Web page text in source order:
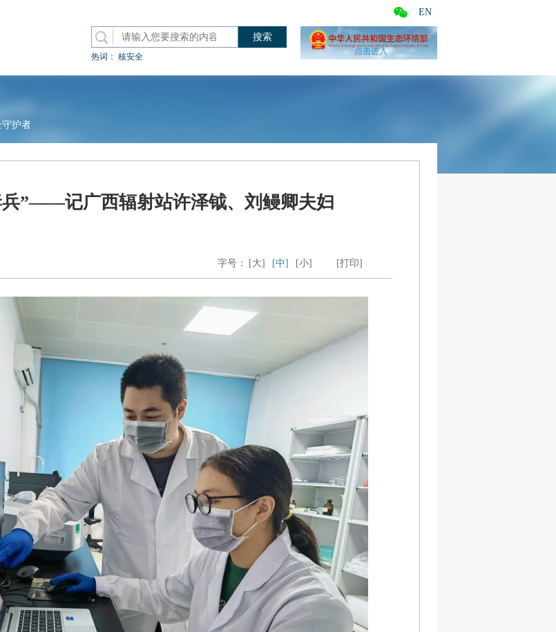
EN
热词： 核安全
点击进入
护者
兵”——记广西辐射站许泽钺、刘鳗卿夫妇
[打印]
字号： [大] [中] [小]